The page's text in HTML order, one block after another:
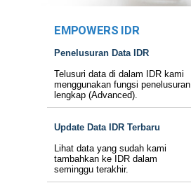
EMPOWERS IDR
Penelusuran Data IDR
Telusuri data di dalam IDR kami
menggunakan fungsi penelusuran
lengkap (Advanced).
Update Data IDR Terbaru
Lihat data yang sudah kami
tambahkan ke IDR dalam
seminggu terakhir.